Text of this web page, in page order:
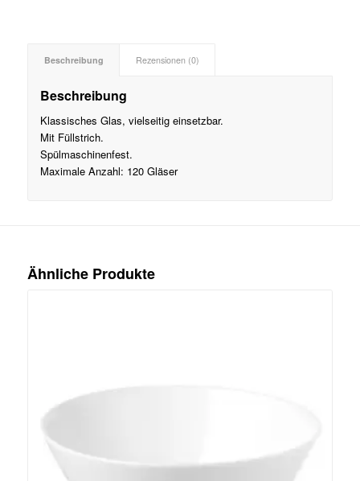
Beschreibung Rezensionen (0)
Beschreibung
Klassisches Glas, vielseitig einsetzbar.
Mit Füllstrich.
Spülmaschinenfest.
Maximale Anzahl: 120 Gläser
Ähnliche Produkte